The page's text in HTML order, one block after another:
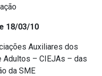
18/03/10
Auxiliares dos
– CIEJAs – das
da SME